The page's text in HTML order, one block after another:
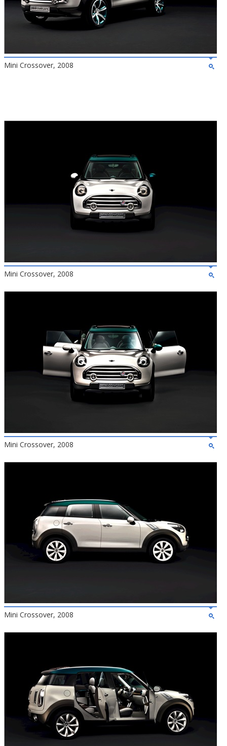
Mini Crossover, 2008
Mini Crossover, 2008
Mini Crossover, 2008
Mini Crossover, 2008